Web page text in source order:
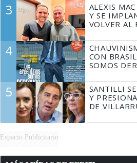
3
ALEXIS
Y SE
VOLVER AL
4
CON
SOMOS
5
SANTILLI
Y
DE
Espacio Publicitario